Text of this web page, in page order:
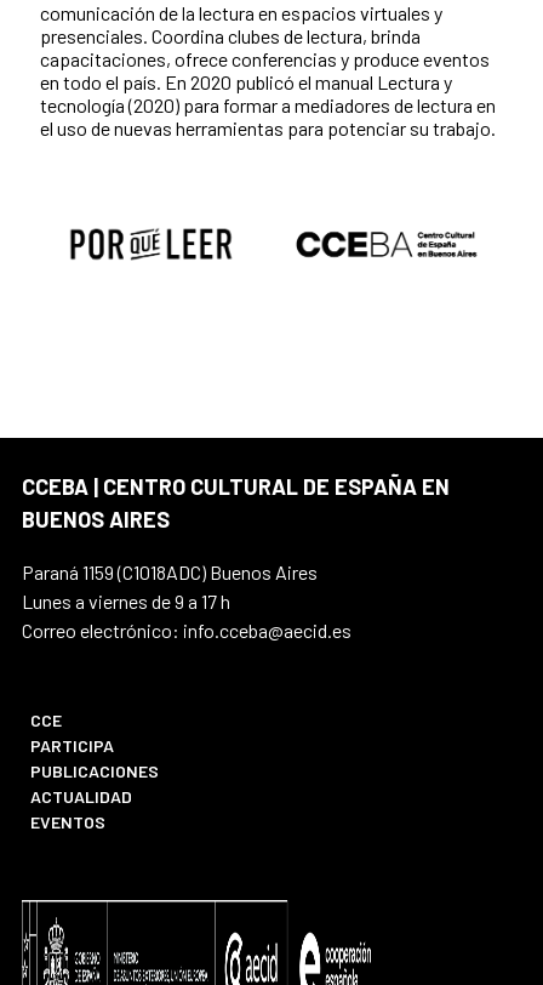
comunicación de la lectura en espacios virtuales y
presenciales. Coordina clubes de lectura, brinda
capacitaciones, ofrece conferencias y produce eventos
en todo el país. En 2020 publicó el manual Lectura y
tecnología (2020) para formar a mediadores de lectura en
el uso de nuevas herramientas para potenciar su trabajo.
CCEBA | CENTRO CULTURAL DE ESPAÑA EN
BUENOS AIRES
Paraná 1159 (C1018ADC) Buenos Aires
Lunes a viernes de 9 a 17 h
Correo electrónico: info.cceba@aecid.es
CCE
PARTICIPA
PUBLICACIONES
ACTUALIDAD
EVENTOS